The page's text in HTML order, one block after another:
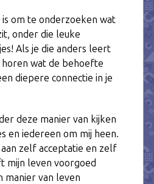
om te onderzoeken wat
onder die leuke
Als je die anders leert
wat de behoefte
diepere connectie in je
deze manier van kijken
en iedereen om mij heen.
zelf acceptatie en zelf
mijn leven voorgoed
manier van leven